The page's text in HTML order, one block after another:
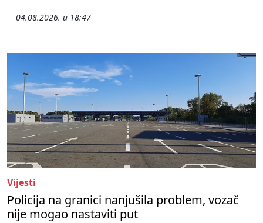
04.08.2026. u 18:47
Vijesti
Policija na granici nanjušila problem, vozač
nije mogao nastaviti put